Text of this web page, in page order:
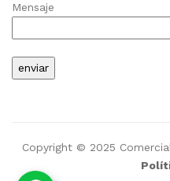
Mensaje
Copyright © 2025